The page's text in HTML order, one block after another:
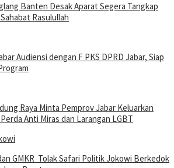
Banten Desak Aparat Segera Tangkap
Rasulullah
Audiensi dengan F PKS DPRD Jabar, Siap
Raya Minta Pemprov Jabar Keluarkan
Anti Miras dan Larangan LGBT
GMKR Tolak Safari Politik Jokowi Berkedok